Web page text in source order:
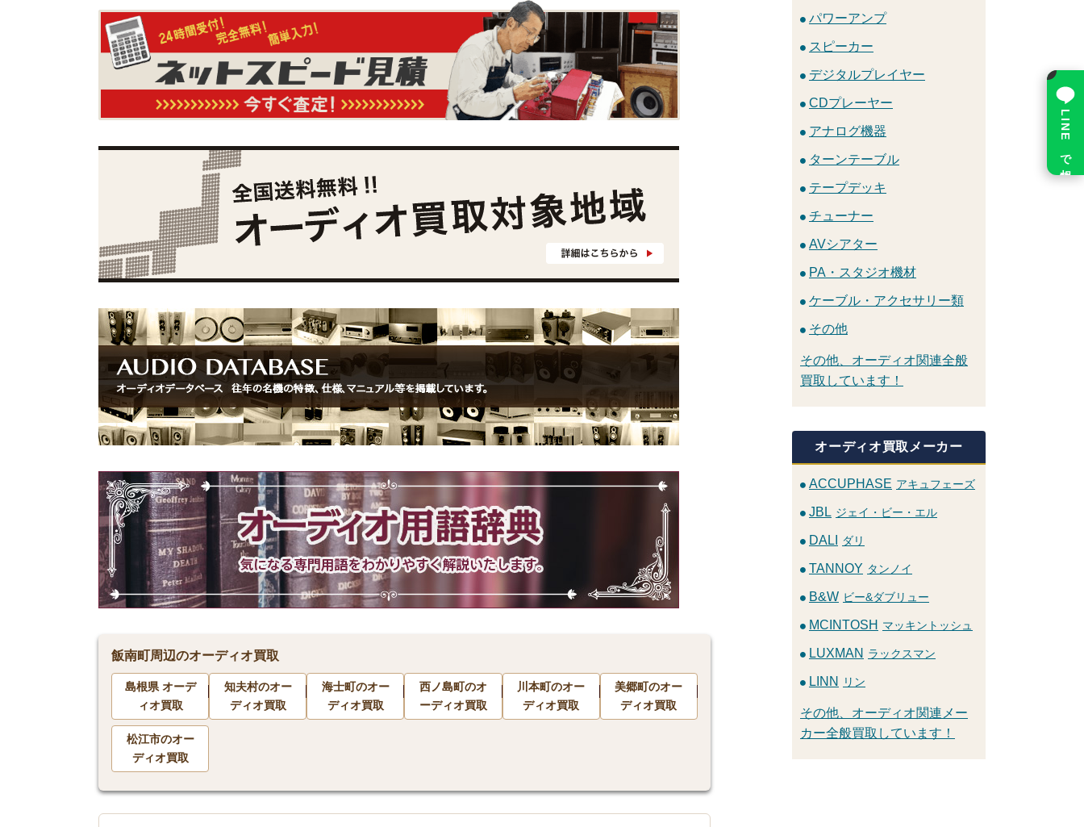
飯南町周辺のオーディオ買取
島根県 オーデ
ィオ買取
知夫村のオー
ディオ買取
海士町のオー
ディオ買取
西ノ島町のオ
ーディオ買取
川本町のオー
ディオ買取
美郷町のオー
ディオ買取
松江市のオー
ディオ買取
パワーアンプ
スピーカー
デジタルプレイヤー
CDプレーヤー
アナログ機器
ターンテーブル
テープデッキ
チューナー
AVシアター
PA・スタジオ機材
ケーブル・アクセサリー類
その他
その他、オーディオ関連全般
買取しています！
オーディオ買取メーカー
ACCUPHASE アキュフェーズ
JBL ジェイ・ビー・エル
DALI ダリ
TANNOY タンノイ
B&W ビー&ダブリュー
MCINTOSH マッキントッシュ
LUXMAN ラックスマン
LINN リン
その他、オーディオ関連メー
カー全般買取しています！
LINE で相談
×